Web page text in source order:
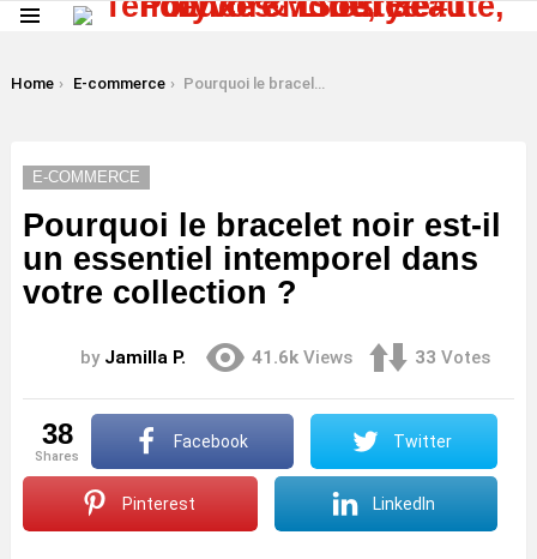
You are here:
Home E-commerce Pourquoi le bracelet noir est-il un essentiel intemporel dans votre collection ?
E-COMMERCE
Pourquoi le bracelet noir est-il
un essentiel intemporel dans
votre collection ?
by Jamilla P. 41.6k Views 33 Votes
38
shares
Facebook Twitter
Pinterest LinkedIn